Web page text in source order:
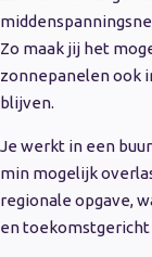
Zo maak jij het
zonnepanelen ook
blijven.
Je werkt in een
min mogelijk
regionale opgave,
en toekomstgericht